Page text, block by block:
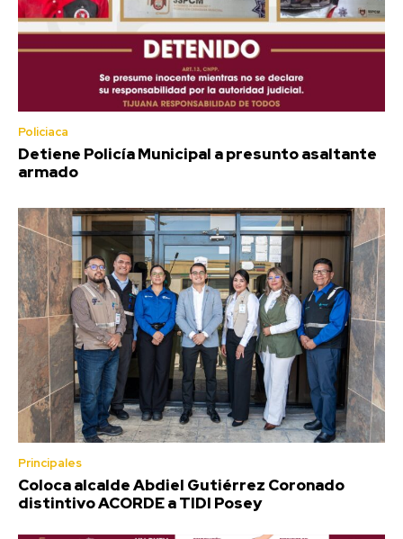
Policiaca
Detiene Policía Municipal a presunto asaltante
armado
Principales
Coloca alcalde Abdiel Gutiérrez Coronado
distintivo ACORDE a TIDI Posey